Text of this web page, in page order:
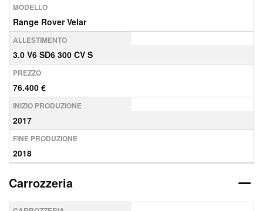
MODELLO
Range Rover Velar
ALLESTIMENTO
3.0 V6 SD6 300 CV S
PREZZO
76.400 €
INIZIO PRODUZIONE
2017
FINE PRODUZIONE
2018
Carrozzeria